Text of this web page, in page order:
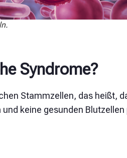
Syndrome?
Stammzellen, das heißt,
keine gesunden